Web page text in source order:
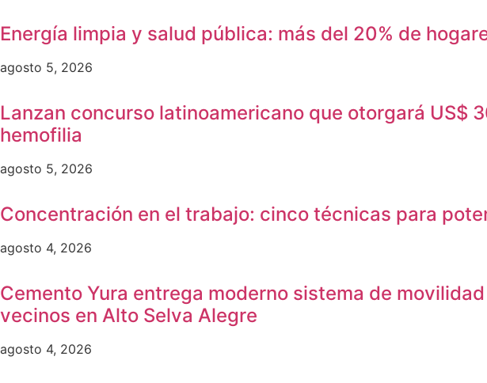
Energía limpia y salud pública: más del 20% de
agosto 5, 2026
Lanzan concurso latinoamericano que otorgará US$
hemofilia
agosto 5, 2026
Concentración en el trabajo: cinco técnicas para
agosto 4, 2026
Cemento Yura entrega moderno sistema de
vecinos en Alto Selva Alegre
agosto 4, 2026